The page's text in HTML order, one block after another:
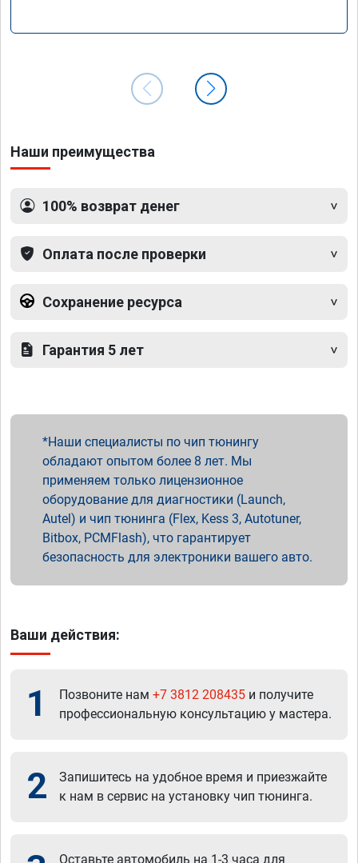
Наши преимущества
100% возврат денег
Оплата после проверки
Сохранение ресурса
Гарантия 5 лет
Наши специалисты по чип тюнингу
обладают опытом более 8 лет. Мы
применяем только лицензионное
оборудование для диагностики (Launch,
Autel) и чип тюнинга (Flex, Kess 3, Autotuner,
Bitbox, PCMFlash), что гарантирует
безопасность для электроники вашего авто.
Ваши действия:
1 Позвоните нам +7 3812 208435 и получите
профессиональную консультацию у мастера.
2
Запишитесь на удобное время и приезжайте
к нам в сервис на установку чип тюнинга.
Оставьте автомобиль на 1-3 часа для